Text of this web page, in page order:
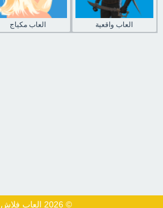
العاب مكياج العاب واقعية
© 2026 العاب فلاش مينو